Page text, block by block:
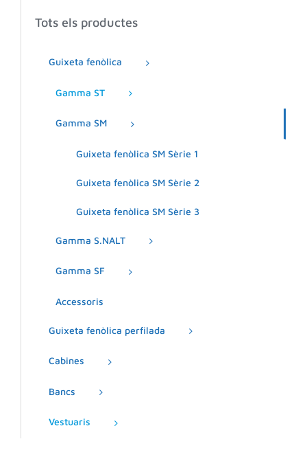
Tots els productes
Guixeta fenòlica
Gamma ST
Gamma SM
Guixeta fenòlica SM Sèrie 1
Guixeta fenòlica SM Sèrie 2
Guixeta fenòlica SM Sèrie 3
Gamma S.NALT
Gamma SF
Accessoris
Guixeta fenòlica perfilada
Cabines
Bancs
Vestuaris